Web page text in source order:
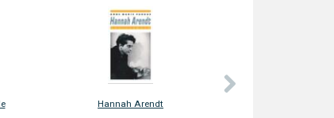
So You Want to Do Narrative Therapy?